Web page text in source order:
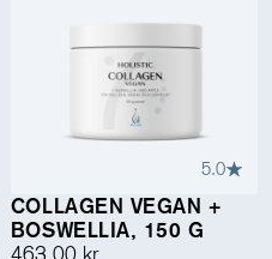
5.0
COLLAGEN VEGAN +
BOSWELLIA, 150 G